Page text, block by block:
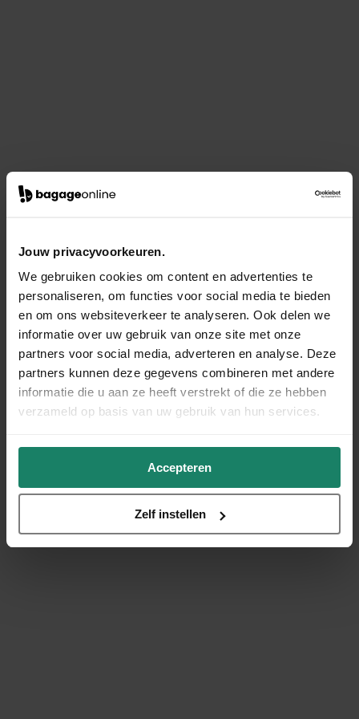
Jouw privacyvoorkeuren.
We gebruiken cookies om content en advertenties te
personaliseren, om functies voor social media te bieden
en om ons websiteverkeer te analyseren. Ook delen we
informatie over uw gebruik van onze site met onze
partners voor social media, adverteren en analyse. Deze
partners kunnen deze gegevens combineren met andere
informatie die u aan ze heeft verstrekt of die ze hebben
verzameld op basis van uw gebruik van hun services.
Accepteren
Zelf instellen